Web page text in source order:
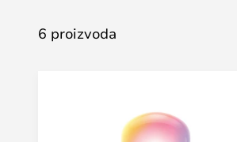
6 proizvoda